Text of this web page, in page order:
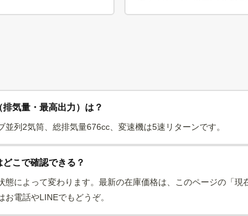
気量・最高出力）は？
並列2気筒、総排気量676cc、変速機は5速リターンです。
こで確認できる？
態によって変わります。最新の在庫価格は、このページの「現
電話やLINEでもどうぞ。